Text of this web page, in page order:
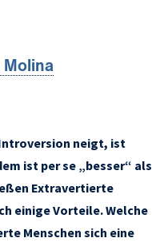
Molina
Introversion neigt, ist
ist per se „besser“ als
Extravertierte
einige Vorteile. Welche
Menschen sich eine